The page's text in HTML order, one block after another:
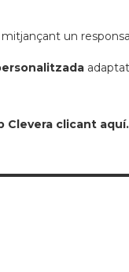
mitjançant un
Clevera clicant aquí.